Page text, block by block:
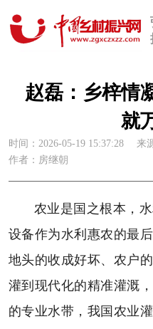
赵磊：乡梓情
就
时间：2026-05-19 15:37:28
来
作者：房继朝
农业是国之根本，
设备作为水利惠农的最
地头的收成好坏、农户
灌到现代化的精准灌溉
的专业水带，我国农业